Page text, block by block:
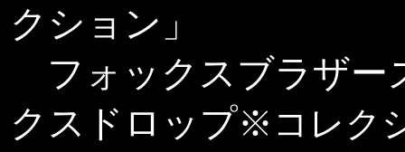
クション」
フォックスブラザー
クスドロップ※コレク